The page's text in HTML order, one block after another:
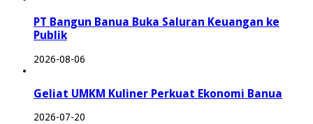
PT Bangun Banua Buka Saluran Keuangan ke
Publik
2026-08-06
Geliat UMKM Kuliner Perkuat Ekonomi Banua
2026-07-20